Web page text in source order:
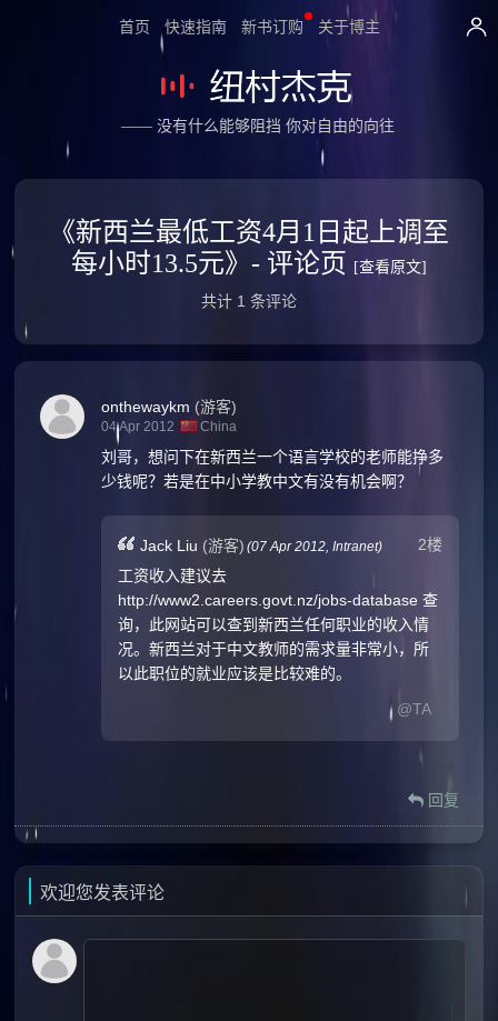
首页 快速指南 新书订购 关于博主
—— 没有什么能够阻挡 你对自由的向往
《新西兰最低工资4月1日起上调至
每小时13.5元》- 评论页 [查看原文]
共计 1 条评论
onthewaykm (游客)
04 Apr 2012 China
刘哥，想问下在新西兰一个语言学校的老师能挣多
少钱呢？若是在中小学教中文有没有机会啊？
2楼
Jack Liu (游客) (07 Apr 2012,Intranet)
工资收入建议去
http://www2.careers.govt.nz/jobs-database 查
询，此网站可以查到新西兰任何职业的收入情
况。新西兰对于中文教师的需求量非常小，所
以此职位的就业应该是比较难的。
@TA
回复
欢迎您发表评论